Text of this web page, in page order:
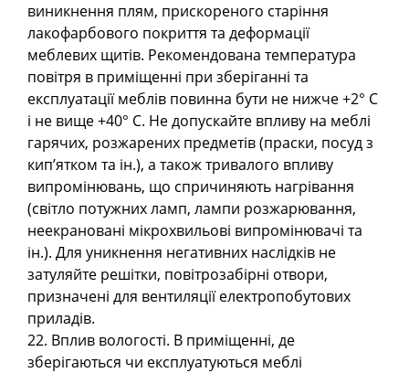
виникнення плям, прискореного старіння
лакофарбового покриття та деформації
меблевих щитів. Рекомендована температура
повітря в приміщенні при зберіганні та
експлуатації меблів повинна бути не нижче +2° C
і не вище +40° C. Не допускайте впливу на меблі
гарячих, розжарених предметів (праски, посуд з
кип’ятком та ін.), а також тривалого впливу
випромінювань, що спричиняють нагрівання
(світло потужних ламп, лампи розжарювання,
неекрановані мікрохвильові випромінювачі та
ін.). Для уникнення негативних наслідків не
затуляйте решітки, повітрозабірні отвори,
призначені для вентиляції електропобутових
приладів.
22. Вплив вологості. В приміщенні, де
зберігаються чи експлуатуються меблі